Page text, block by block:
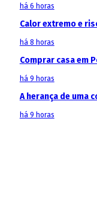
há 6 horas
Calor extremo e
há 8 horas
Comprar casa em
há 9 horas
A herança de uma
há 9 horas